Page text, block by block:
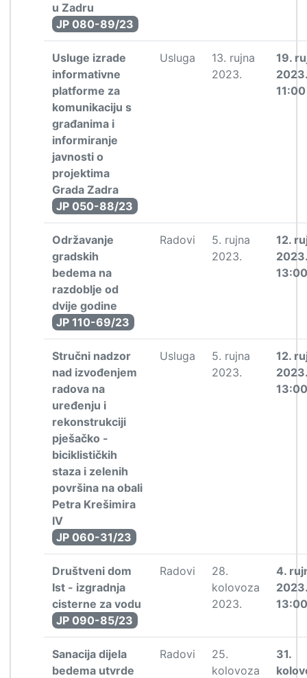
u Zadru
JP 080-89/23
Usluge izrade
informativne
platforme za
komunikaciju s
građanima i
informiranje
javnosti o
projektima
Grada Zadra
JP 050-88/23
Usluga
13. rujna
2023.
19.
2023.
11:00
Održavanje
gradskih
bedema na
razdoblje od
dvije godine
JP 110-69/23
Radovi
5. rujna
2023.
12.
2023.
13:00
Stručni nadzor
nad izvođenjem
radova na
uređenju i
rekonstrukciji
pješačko -
biciklističkih
staza i zelenih
površina na obali
Petra Krešimira
IV
JP 060-31/23
Usluga
5. rujna
2023.
12.
2023.
13:00
Društveni dom
Ist - izgradnja
cisterne za vodu
JP 090-85/23
Radovi
28.
kolovoza
2023.
4.
2023.
13:00
Sanacija dijela
bedema utvrde
Radovi
25.
kolovoza
31.